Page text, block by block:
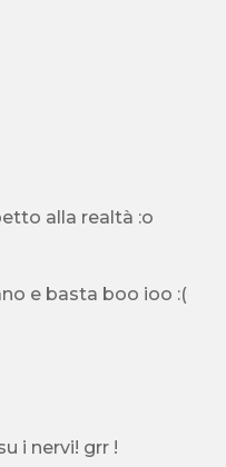
carino, semplice rispetto alla realtà :o
ma i cuccioli si allatano e basta boo ioo :(
i nervi! grr !